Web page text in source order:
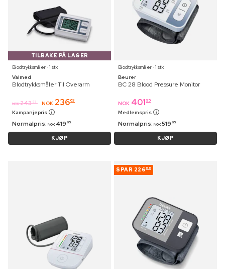
TILBAKE PÅ LAGER
Blodtrykksmåler ⋅ 1 stk
Valmed
Blodtrykksmåler Til Overarm
NOK 243 95 NOK 23663
Kampanjepris
Normalpris: NOK 419 95
KJØP
Blodtrykksmåler ⋅ 1 stk
Beurer
BC 28 Blood Pressure Monitor
NOK 401 95
Medlemspris
Normalpris: NOK 519 95
KJØP
SPAR 226 99